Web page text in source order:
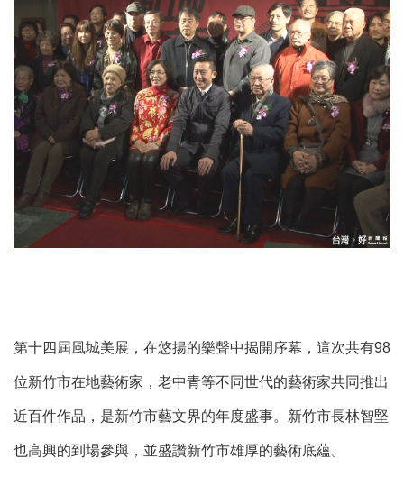
第十四屆風城美展，在悠揚的樂聲中揭開序幕，這次共有98
位新竹市在地藝術家，老中青等不同世代的藝術家共同推出
近百件作品，是新竹市藝文界的年度盛事。新竹市長林智堅
也高興的到場參與，並盛讚新竹市雄厚的藝術底蘊。